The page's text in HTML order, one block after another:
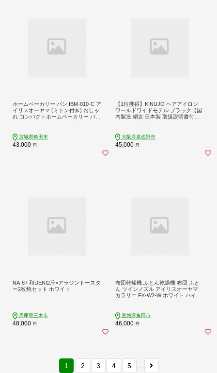
ホームベーカリー パン IBM-010-C ア
イリスオーヤマ (ミトン付き) おしゃ
れ コンパクトホームベーカリー パン
粒粉パン 米粉パン サンドベージュ
家電 キッチン家電
宮城県角田市
43,000 円
【1位獲得】KINUJO ヘアアイロン
ワールドワイドモデル ブラック【国
内製造 絹女 日本製 取扱説明書付き 1
暮らし】 IBS0004
大阪府泉佐野市
45,000 円
NA-87 和DENI2斤×アラジントースタ
ー2枚焼セット ホワイト
兵庫県三木市
48,000 円
布団乾燥機 ふとん乾燥機 布団 ふと
ん ツインノズル アイリスオーヤマ
カラリエ FK-W2-W ホワイト ハイパ
対策 部屋干し コンパクトニオイ対策
消臭 汗 皮脂 家電 電化製品 生活家電
シンプル インテリア 新生活 1人暮ら
宮城県角田市
46,000 円
1 2 3 4 5